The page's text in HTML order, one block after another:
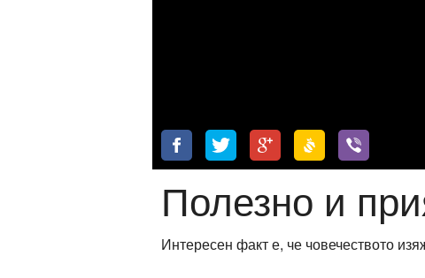
Полезно и
Интересен факт е, че човечеството